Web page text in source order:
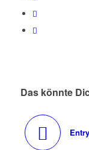
Das könnte